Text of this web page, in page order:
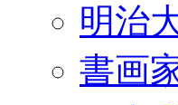
明治
書画